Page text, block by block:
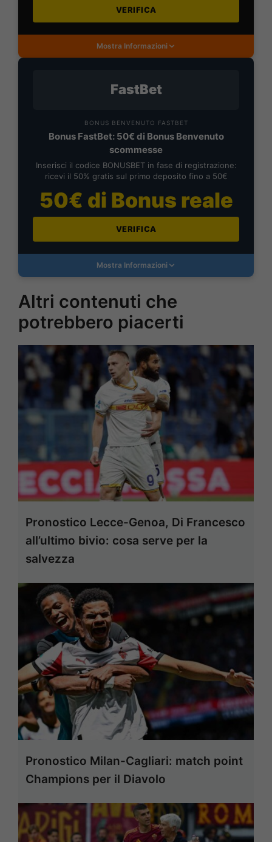
VERIFICA
Mostra Informazioni
FastBet
BONUS BENVENUTO FASTBET
Bonus FastBet: 50€ di Bonus Benvenuto
scommesse
Inserisci il codice BONUSBET in fase di registrazione:
ricevi il 50% gratis sul primo deposito fino a 50€
50€ di Bonus reale
VERIFICA
Mostra Informazioni
Altri contenuti che
potrebbero piacerti
Pronostico Lecce-Genoa, Di Francesco
all’ultimo bivio: cosa serve per la
salvezza
Pronostico Milan-Cagliari: match point
Champions per il Diavolo